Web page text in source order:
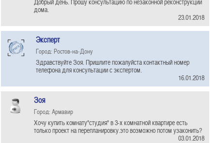
дома.
23.01.2018
Эксперт
Город: Ростов-на-Дону
Здравствуйте Зоя. Пришлите пожалуйста контактный номер
телефона для консультации с экспертом.
16.01.2018
Зоя
Город: Армавир
Хочу купить комнату"студия" в 3-х комнатной квартире есть
только проект на перепланировку.это возможно потом узаконить?
03.01.2018